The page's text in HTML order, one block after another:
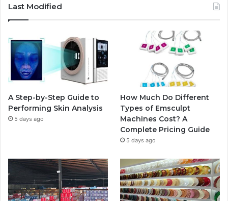
Last Modified
A Step-by-Step Guide to
Performing Skin Analysis
5 days ago
How Much Do Different
Types of Emsculpt
Machines Cost? A
Complete Pricing Guide
5 days ago